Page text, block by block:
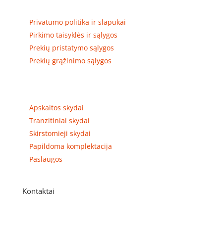
Privatumo politika ir slapukai
Pirkimo taisyklės ir sąlygos
Prekių pristatymo sąlygos
Prekių grąžinimo sąlygos
Apskaitos skydai
Tranzitiniai skydai
Skirstomieji skydai
Papildoma komplektacija
Paslaugos
Kontaktai